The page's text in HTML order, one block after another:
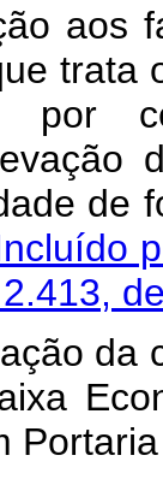
aos
trata
por
de
da